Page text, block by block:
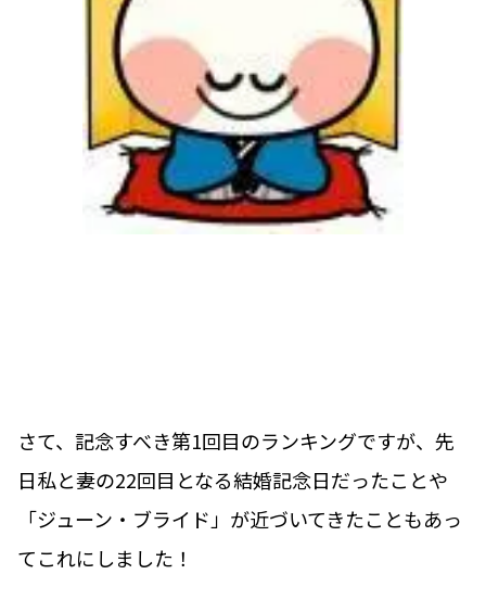
さて、記念すべき第1回目のランキングですが、先
日私と妻の22回目となる結婚記念日だったことや
「ジューン・ブライド」が近づいてきたこともあっ
てこれにしました！